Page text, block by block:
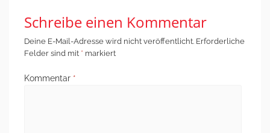
Schreibe einen Kommentar
Deine E-Mail-Adresse wird nicht veröffentlicht. Erforderliche
Felder sind mit * markiert
Kommentar *